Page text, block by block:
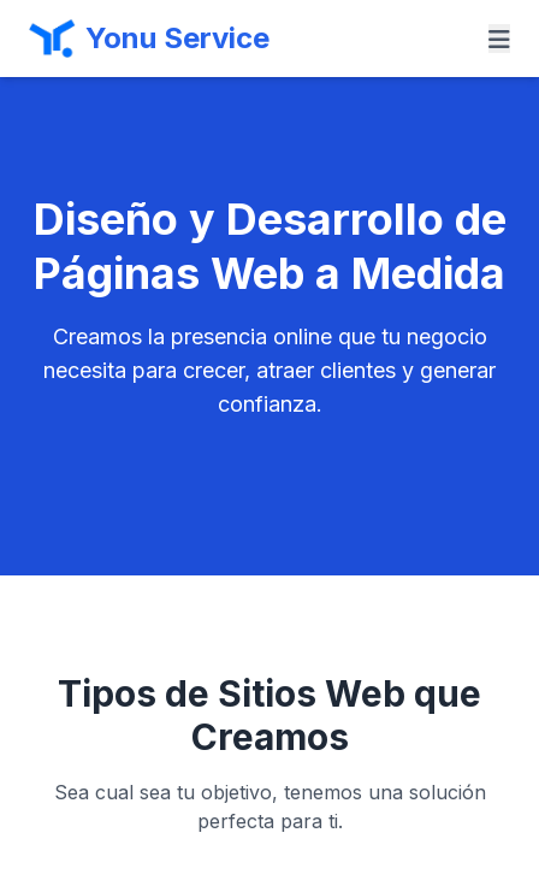
Yonu Service
Diseño y Desarrollo de
Páginas Web a Medida
Creamos la presencia online que tu negocio
necesita para crecer, atraer clientes y generar
confianza.
Tipos de Sitios Web que
Creamos
Sea cual sea tu objetivo, tenemos una solución
perfecta para ti.